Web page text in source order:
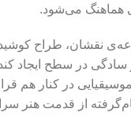
هماهنگ می‌شود.
نقشان، طراح
سادگی در سطح ایجاد
در کنار هم
از قدمت هنر